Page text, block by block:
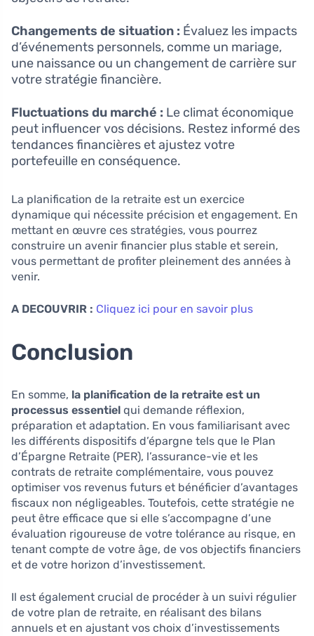
Changements de situation : Évaluez les impacts
d’événements personnels, comme un mariage,
une naissance ou un changement de carrière sur
votre stratégie financière.
Fluctuations du marché : Le climat économique
peut influencer vos décisions. Restez informé des
tendances financières et ajustez votre
portefeuille en conséquence.
La planification de la retraite est un exercice
dynamique qui nécessite précision et engagement. En
mettant en œuvre ces stratégies, vous pourrez
construire un avenir financier plus stable et serein,
vous permettant de profiter pleinement des années à
venir.
A DECOUVRIR : Cliquez ici pour en savoir plus
Conclusion
En somme, la planification de la retraite est un
processus essentiel qui demande réflexion,
préparation et adaptation. En vous familiarisant avec
les différents dispositifs d’épargne tels que le Plan
d’Épargne Retraite (PER), l’assurance-vie et les
contrats de retraite complémentaire, vous pouvez
optimiser vos revenus futurs et bénéficier d’avantages
fiscaux non négligeables. Toutefois, cette stratégie ne
peut être efficace que si elle s’accompagne d’une
évaluation rigoureuse de votre tolérance au risque, en
tenant compte de votre âge, de vos objectifs financiers
et de votre horizon d’investissement.
Il est également crucial de procéder à un suivi régulier
de votre plan de retraite, en réalisant des bilans
annuels et en ajustant vos choix d’investissements